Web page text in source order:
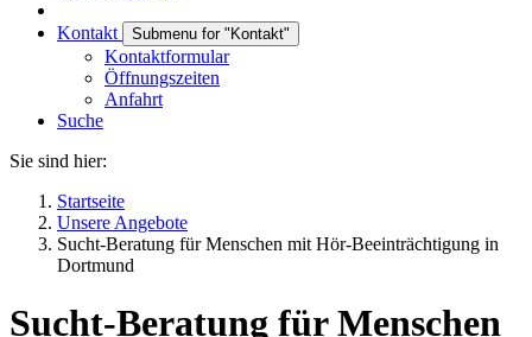
Kontakt Submenu for "Kontakt"
Kontaktformular
Öffnungszeiten
Anfahrt
Suche
Sie sind hier:
Startseite
Unsere Angebote
Sucht-Beratung für Menschen mit Hör-Beeinträchtigung in
Dortmund
Sucht-Beratung für Menschen